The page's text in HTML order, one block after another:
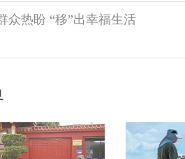
众热盼 “移”出幸福生活